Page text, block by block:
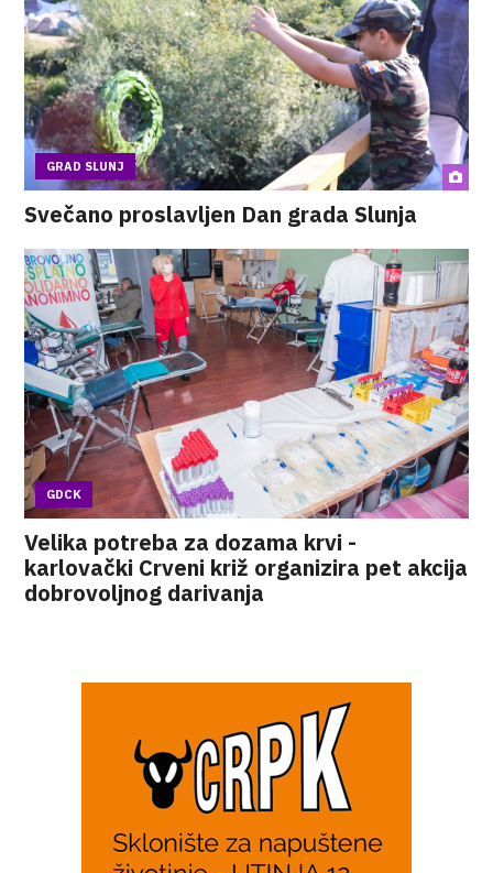
GRAD SLUNJ
Svečano proslavljen Dan grada Slunja
GDCK
Velika potreba za dozama krvi -
karlovački Crveni križ organizira pet akcija
dobrovoljnog darivanja